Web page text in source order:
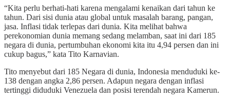
“Kita perlu berhati-hati karena mengalami kenaikan dari tahun ke
tahun. Dari sisi dunia atau global untuk masalah barang, pangan,
jasa. Inflasi tidak terlepas dari dunia. Kita melihat bahwa
perekonomian dunia memang sedang melamban, saat ini dari 185
negara di dunia, pertumbuhan ekonomi kita itu 4,94 persen dan ini
cukup bagus,” kata Tito Karnavian.
Tito menyebut dari 185 Negara di dunia, Indonesia menduduki ke-
138 dengan angka 2,86 persen. Adapun negara dengan inflasi
tertinggi diduduki Venezuela dan posisi terendah negara Kamerun.